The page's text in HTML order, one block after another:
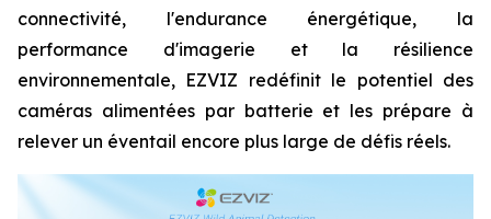
connectivité, l'endurance énergétique, la
performance d'imagerie et la résilience
environnementale, EZVIZ redéfinit le potentiel des
caméras alimentées par batterie et les prépare à
relever un éventail encore plus large de défis réels.